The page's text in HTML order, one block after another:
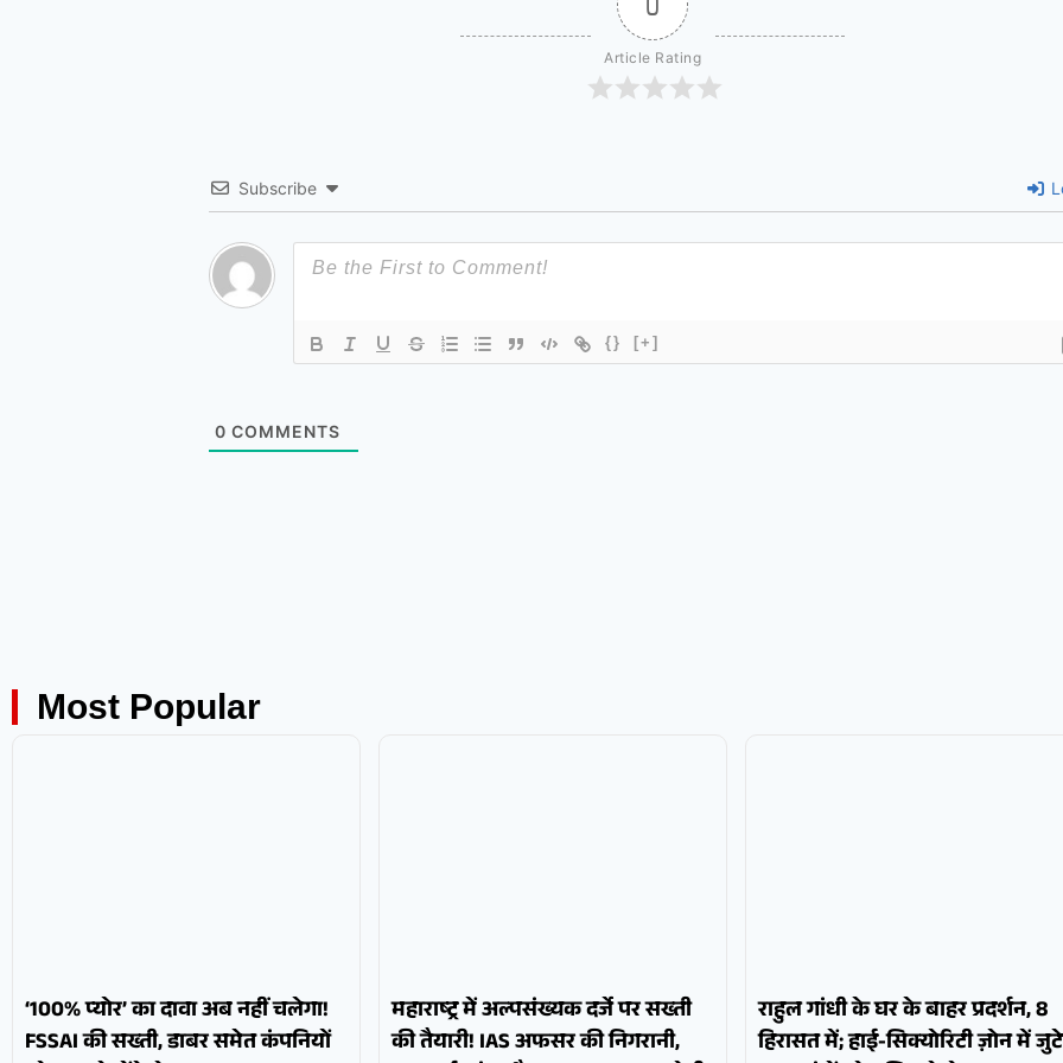
Article Rating
Subscribe
{} [+]
0 COMMENTS
Most Popular
‘100% प्योर’ का दावा अब नहीं चलेगा!
FSSAI की सख्ती, डाबर समेत कंपनियों
महाराष्ट्र में अल्पसंख्यक दर्जे पर सख्ती
की तैयारी! IAS अफसर की निगरानी,
राहुल गांधी के घर के बाहर प्रदर्शन, 8
हिरासत में; हाई-सिक्योरिटी ज़ोन में जुटे